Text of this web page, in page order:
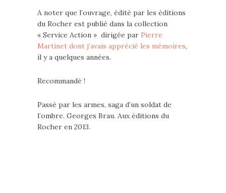
A noter que l’ouvrage, édité par les éditions
du Rocher est publié dans la collection
« Service Action » dirigée par Pierre
Martinet dont j’avais apprécié les mémoires,
il y a quelques années.
Recommandé !
Passé par les armes, saga d’un soldat de
l’ombre. Georges Brau. Aux éditions du
Rocher en 2013.